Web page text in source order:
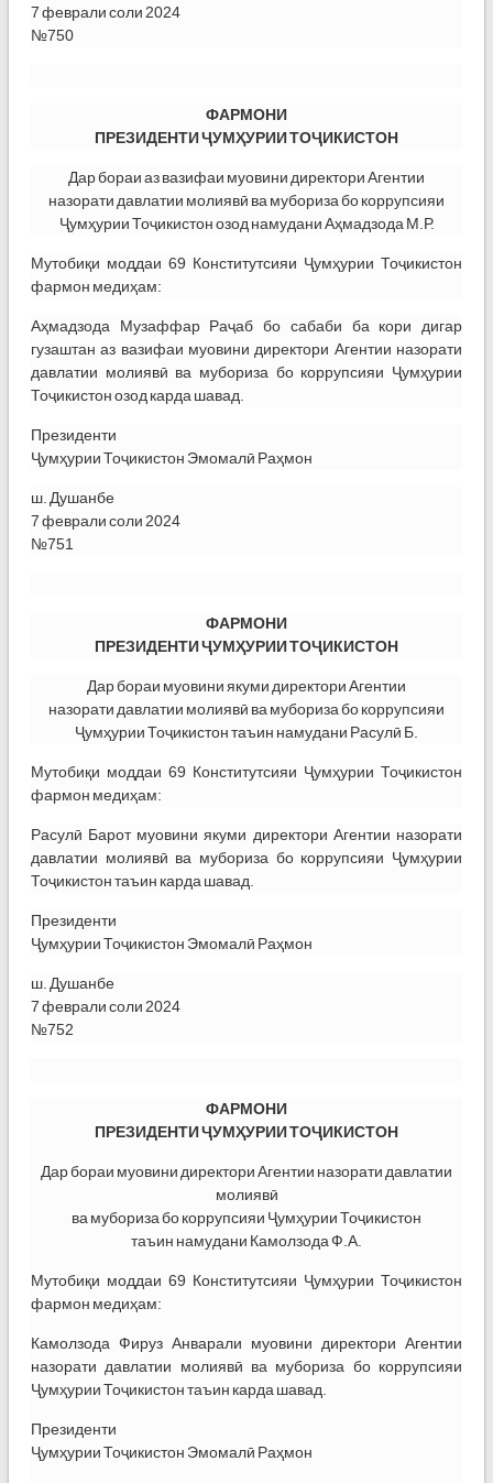
7 феврали соли 2024
№750
ФАРМОНИ
ПРЕЗИДЕНТИ ҶУМҲУРИИ ТОҶИКИСТОН
Дар бораи аз вазифаи муовини директори Агентии
назорати давлатии молиявӣ ва мубориза бо коррупсияи
Ҷумҳурии Тоҷикистон озод намудани Аҳмадзода М.Р.
Мутобиқи моддаи 69 Конститутсияи Ҷумҳурии Тоҷикистон
фармон медиҳам:
Аҳмадзода Музаффар Раҷаб бо сабаби ба кори дигар
гузаштан аз вазифаи муовини директори Агентии назорати
давлатии молиявӣ ва мубориза бо коррупсияи Ҷумҳурии
Тоҷикистон озод карда шавад.
Президенти
Ҷумҳурии Тоҷикистон Эмомалӣ Раҳмон
ш. Душанбе
7 феврали соли 2024
№751
ФАРМОНИ
ПРЕЗИДЕНТИ ҶУМҲУРИИ ТОҶИКИСТОН
Дар бораи муовини якуми директори Агентии
назорати давлатии молиявӣ ва мубориза бо коррупсияи
Ҷумҳурии Тоҷикистон таъин намудани Расулӣ Б.
Мутобиқи моддаи 69 Конститутсияи Ҷумҳурии Тоҷикистон
фармон медиҳам:
Расулӣ Барот муовини якуми директори Агентии назорати
давлатии молиявӣ ва мубориза бо коррупсияи Ҷумҳурии
Тоҷикистон таъин карда шавад.
Президенти
Ҷумҳурии Тоҷикистон Эмомалӣ Раҳмон
ш. Душанбе
7 феврали соли 2024
№752
ФАРМОНИ
ПРЕЗИДЕНТИ ҶУМҲУРИИ ТОҶИКИСТОН
Дар бораи муовини директори Агентии назорати давлатии
молиявӣ
ва мубориза бо коррупсияи Ҷумҳурии Тоҷикистон
таъин намудани Камолзода Ф.А.
Мутобиқи моддаи 69 Конститутсияи Ҷумҳурии Тоҷикистон
фармон медиҳам:
Камолзода Фируз Анварали муовини директори Агентии
назорати давлатии молиявӣ ва мубориза бо коррупсияи
Ҷумҳурии Тоҷикистон таъин карда шавад.
Президенти
Ҷумҳурии Тоҷикистон Эмомалӣ Раҳмон